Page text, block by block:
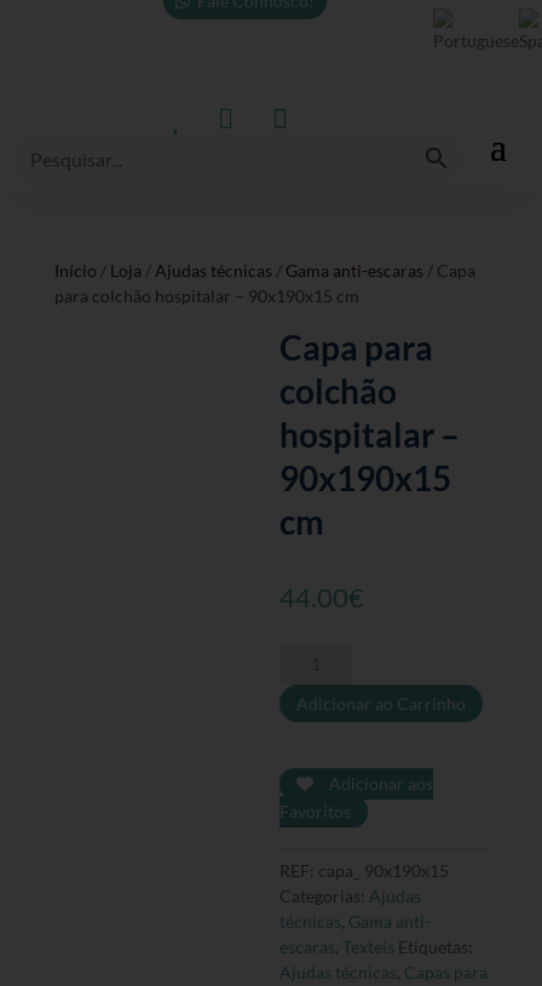
 
Início / Loja / Ajudas técnicas / Gama anti-escaras / Capa
para colchão hospitalar – 90x190x15 cm
Capa para
colchão
hospitalar –
90x190x15
cm
44.00€
Capa
hospitalar
-
90x190x15
Adicionar ao Carrinho
Adicionar aos
Favoritos
REF: capa_ 90x190x15
Categorias: Ajudas
técnicas, Gama anti-
escaras,Texteis Etiquetas:
Ajudas técnicas, Capas para